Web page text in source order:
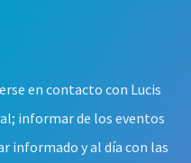
en contacto con Lucis
informar de los eventos
informado y al día con las